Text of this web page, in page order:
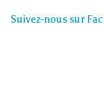
Suivez-nous sur